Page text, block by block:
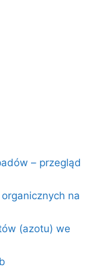
– przegląd
na
(azotu) we